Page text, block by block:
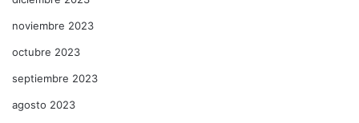
noviembre 2023
octubre 2023
septiembre 2023
agosto 2023